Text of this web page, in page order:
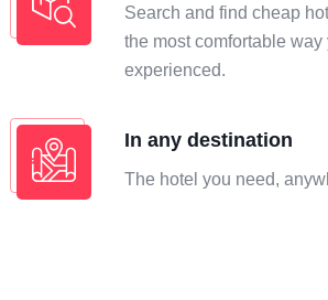
Search and find cheap
the most comfortable
experienced.
In any destination
The hotel you need,